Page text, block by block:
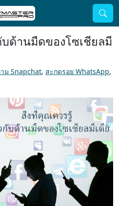
ด้านมืดของโซเชียลมี
ม Snapchat, สะกดรอย WhatsApp,